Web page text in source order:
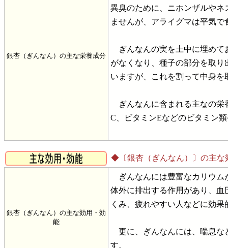
銀杏（ぎんなん）の主な栄養成分
異臭のために、ニホンザルや
ませんが、アライグマは平気で
ぎんなんの実を土中に埋めて
がなくなり、種子の部分を取
いますが、これを割って中身
ぎんなんに含まれる主なの栄
C、ビタミンEなどのビタミン
◆〔銀杏（ぎんなん）〕の主な
銀杏（ぎんなん）の主な効用・効
能
ぎんなんには豊富なカリウム
体外に排出する作用があり、
くみ、疲れやすい人などに効果
更に、ぎんなんには、喘息な
す。